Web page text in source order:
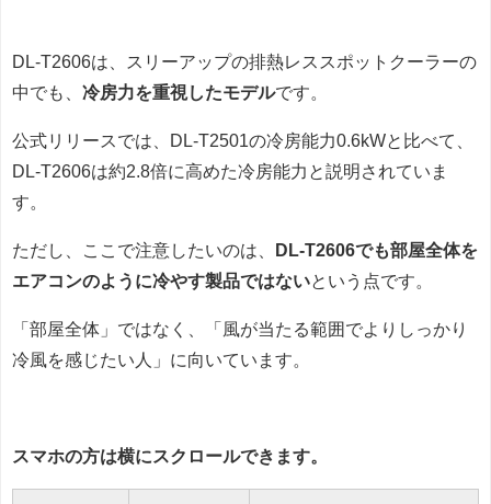
DL-T2606は、スリーアップの排熱レススポットクーラーの
中でも、 冷房力を重視したモデルです。
公式リリースでは、DL-T2501の冷房能力0.6kWと比べて、
DL-T2606は約2.8倍に高めた冷房能力と説明されていま
す。
ただし、ここで注意したいのは、
DL-T2606でも部屋全体を
エアコンのように冷やす製品ではないという点です。
「部屋全体」ではなく、「風が当たる範囲でよりしっかり
冷風を感じたい人」に向いています。
スマホの方は横にスクロールできます。